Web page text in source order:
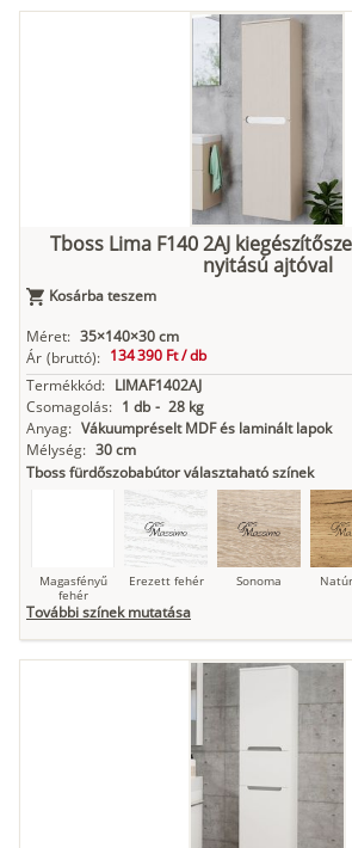
Nádzöld
Tboss Lima F140 2AJ
nyitású ajtóval
Kosárba teszem
Méret: 35×140×30 cm
Ár (bruttó): 134 390 Ft /db
Termékkód: LIMAF1402AJ
Csomagolás: 1 db - 28 kg
Anyag: Vákuumpréselt MDF és laminált lapok
Mélység: 30 cm
Tboss fürdőszobabútor választaható színek
Magasfényű
fehér
Erezett fehér Sonoma
További színek mutatása